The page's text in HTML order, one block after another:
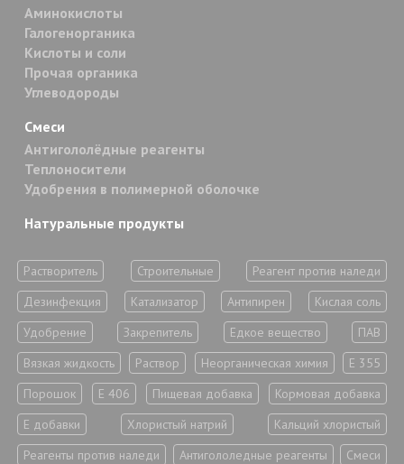
Аминокислоты
Галогенорганика
Кислоты и соли
Прочая органика
Углеводороды
Смеси
Антигололёдные реагенты
Теплоносители
Удобрения в полимерной оболочке
Натуральные продукты
Растворитель Строительные
Реагент против наледи
Дезинфекция
Катализатор Антипирен
Кислая соль
Удобрение
Закрепитель Едкое вещество
ПАВ
Вязкая жидкость
Раствор Неорганическая химия
Е 355
Порошок
Е 406 Пищевая добавка
Кормовая добавка
Е добавки
Хлористый натрий
Кальций хлористый
Реагенты против наледи
Антигололедные реагенты
Смеси